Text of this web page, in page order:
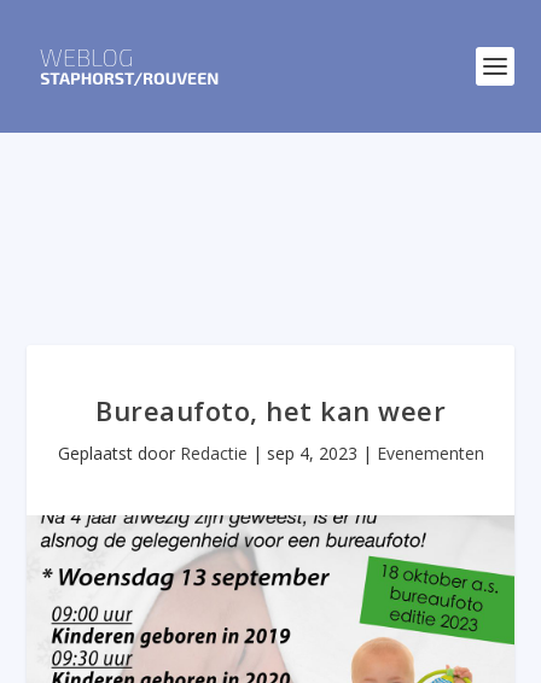
Bureaufoto, het kan weer
Geplaatst door Redactie | sep 4, 2023 | Evenementen